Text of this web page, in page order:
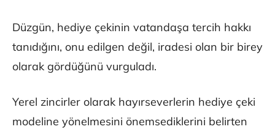
Düzgün, hediye çekinin vatandaşa tercih hakkı
tanıdığını, onu edilgen değil, iradesi olan bir birey
olarak gördüğünü vurguladı.
Yerel zincirler olarak hayırseverlerin hediye çeki
modeline yönelmesini önemsediklerini belirten